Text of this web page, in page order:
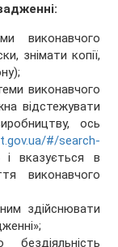
виконавчого
знімати копії,
виконавчого
відстежувати
ось
#/search-
і вказується в
виконавчого
здійснювати